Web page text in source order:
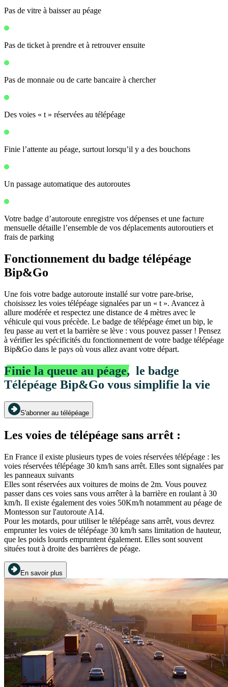
Pas de vitre à baisser au péage
Pas de ticket à prendre et à retrouver ensuite
Pas de monnaie ou de carte bancaire à chercher
Des voies « t » réservées au télépéage
Finie l’attente au péage, surtout lorsqu’il y a des bouchons
Un passage automatique des autoroutes
Votre badge d’autoroute enregistre vos dépenses et une facture
mensuelle détaille l’ensemble de vos déplacements autoroutiers et
frais de parking
Fonctionnement du badge télépéage
Bip&Go
Une fois votre badge autoroute installé sur votre pare-brise,
choisissez les voies télépéage signalées par un « t ». Avancez à
allure modérée et respectez une distance de 4 mètres avec le
véhicule qui vous précède. Le badge de télépéage émet un bip, le
feu passe au vert et la barrière se lève : vous pouvez passer ! Pensez
à vérifier les spécificités du fonctionnement de votre badge télépéage
Bip&Go dans le pays où vous allez avant votre départ.
Finie la queue au péage, le badge
Télépéage Bip&Go vous simplifie la vie
S'abonner au télépéage
Les voies de télépéage sans arrêt :
En France il existe plusieurs types de voies réservées télépéage : les
voies réservées télépéage 30 km/h sans arrêt. Elles sont signalées par
les panneaux suivants
Elles sont réservées aux voitures de moins de 2m. Vous pouvez
passer dans ces voies sans vous arrêter à la barrière en roulant à 30
km/h. Il existe également des voies 50Km/h notamment au péage de
Montesson sur l'autoroute A14.
Pour les motards, pour utiliser le télépéage sans arrêt, vous devrez
emprunter les voies de télépéage 30 km/h sans limitation de hauteur,
que les poids lourds empruntent également. Elles sont souvent
situées tout à droite des barrières de péage.
En savoir plus